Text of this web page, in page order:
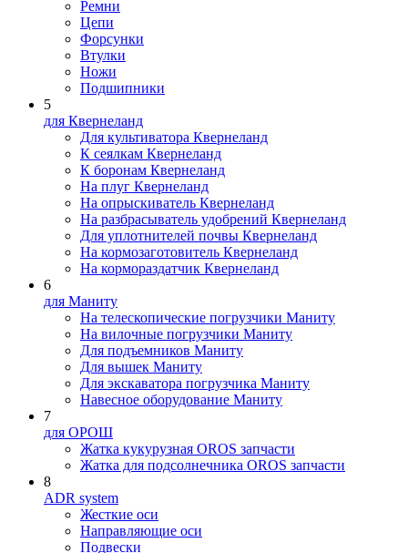
Ремни
Цепи
Форсунки
Втулки
Ножи
Подшипники
5
для Квернеланд
Для культиватора Квернеланд
К сеялкам Квернеланд
К боронам Квернеланд
На плуг Квернеланд
На опрыскиватель Квернеланд
На разбрасыватель удобрений Квернеланд
Для уплотнителей почвы Квернеланд
На кормозаготовитель Квернеланд
На кормораздатчик Квернеланд
6
для Маниту
На телескопические погрузчики Маниту
На вилочные погрузчики Маниту
Для подъемников Маниту
Для вышек Маниту
Для экскаватора погрузчика Маниту
Навесное оборудование Маниту
7
для ОРОШ
Жатка кукурузная OROS запчасти
Жатка для подсолнечника OROS запчасти
8
ADR system
Жесткие оси
Направляющие оси
Подвески